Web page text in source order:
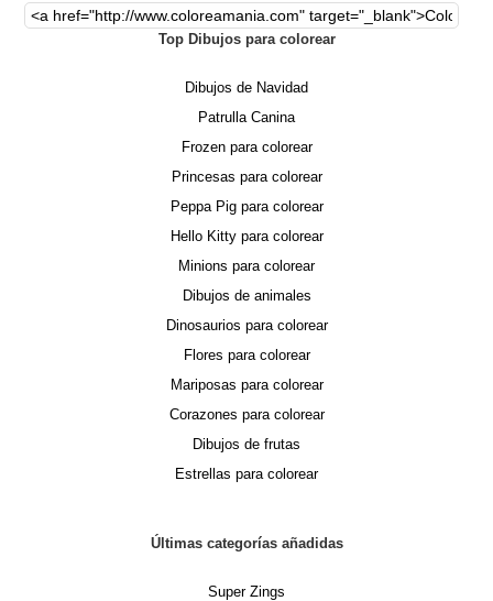
Top Dibujos para colorear
Dibujos de Navidad
Patrulla Canina
Frozen para colorear
Princesas para colorear
Peppa Pig para colorear
Hello Kitty para colorear
Minions para colorear
Dibujos de animales
Dinosaurios para colorear
Flores para colorear
Mariposas para colorear
Corazones para colorear
Dibujos de frutas
Estrellas para colorear
Últimas categorías añadidas
Super Zings